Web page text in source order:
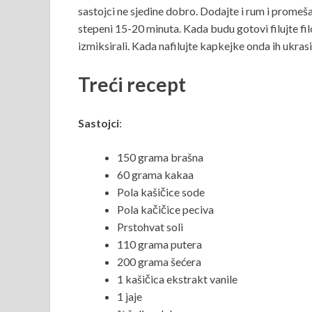
sastojci ne sjedine dobro. Dodajte i rum i
stepeni 15-20 minuta. Kada budu gotovi filujte
izmiksirali. Kada nafilujte kapkejke onda ih
Treći recept
Sastojci:
150 grama brašna
60 grama kakaa
Pola kašičice sode
Pola kačičice peciva
Prstohvat soli
110 grama putera
200 grama šećera
1 kašičica ekstrakt vanile
1 jaje